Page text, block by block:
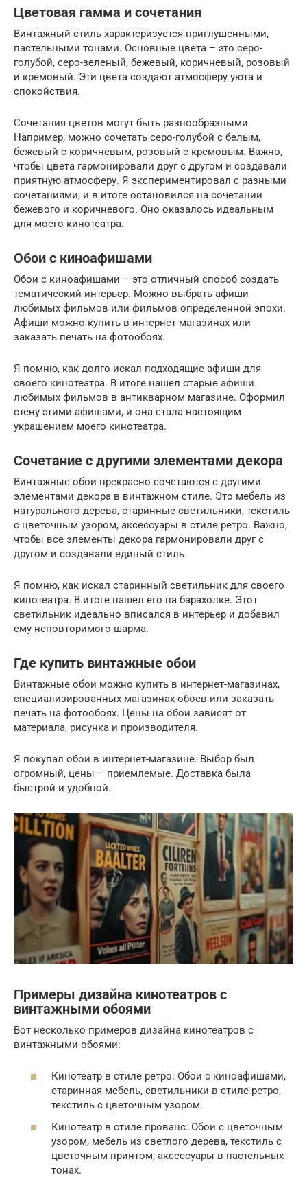
Цветовая гамма и сочетания
Винтажный стиль характеризуется приглушенными,
пастельными тонами. Основные цвета – это серо-
голубой, серо-зеленый, бежевый, коричневый, розовый
и кремовый. Эти цвета создают атмосферу уюта и
спокойствия.
Сочетания цветов могут быть разнообразными.
Например, можно сочетать серо-голубой с белым,
бежевый с коричневым, розовый с кремовым. Важно,
чтобы цвета гармонировали друг с другом и создавали
приятную атмосферу. Я экспериментировал с разными
сочетаниями, и в итоге остановился на сочетании
бежевого и коричневого. Оно оказалось идеальным
для моего кинотеатра.
Обои с киноафишами
Обои с киноафишами – это отличный способ создать
тематический интерьер. Можно выбрать афиши
любимых фильмов или фильмов определенной эпохи.
Афиши можно купить в интернет-магазинах или
заказать печать на фотообоях.
Я помню, как долго искал подходящие афиши для
своего кинотеатра. В итоге нашел старые афиши
любимых фильмов в антикварном магазине. Оформил
стену этими афишами, и она стала настоящим
украшением моего кинотеатра.
Сочетание с другими элементами декора
Винтажные обои прекрасно сочетаются с другими
элементами декора в винтажном стиле. Это мебель из
натурального дерева, старинные светильники, текстиль
с цветочным узором, аксессуары в стиле ретро. Важно,
чтобы все элементы декора гармонировали друг с
другом и создавали единый стиль.
Я помню, как искал старинный светильник для своего
кинотеатра. В итоге нашел его на барахолке. Этот
светильник идеально вписался в интерьер и добавил
ему неповторимого шарма.
Где купить винтажные обои
Винтажные обои можно купить в интернет-магазинах,
специализированных магазинах обоев или заказать
печать на фотообоях. Цены на обои зависят от
материала, рисунка и производителя.
Я покупал обои в интернет-магазине. Выбор был
огромный, цены – приемлемые. Доставка была
быстрой и удобной.
Примеры дизайна кинотеатров с
винтажными обоями
Вот несколько примеров дизайна кинотеатров с
винтажными обоями:
Кинотеатр в стиле ретро: Обои с киноафишами,
старинная мебель, светильники в стиле ретро,
текстиль с цветочным узором.
Кинотеатр в стиле прованс: Обои с цветочным
узором, мебель из светлого дерева, текстиль с
цветочным принтом, аксессуары в пастельных
тонах.